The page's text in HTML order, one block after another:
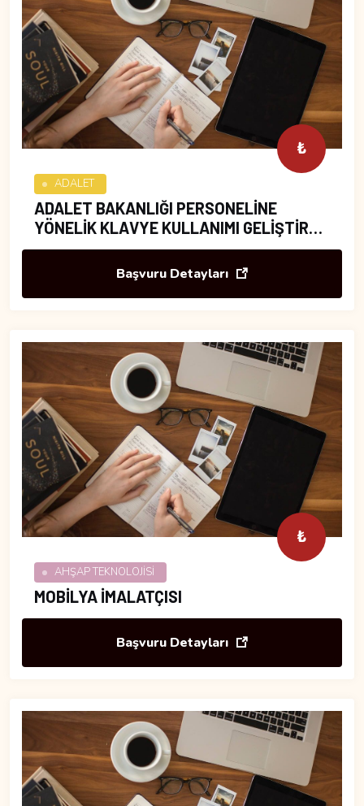
₺
ADALET
ADALET BAKANLIĞI PERSONELİNE
YÖNELİK KLAVYE KULLANIMI GELİŞTİRME
EĞİTİMİ
Başvuru Detayları
₺
AHŞAP TEKNOLOJİSİ
MOBİLYA İMALATÇISI
Başvuru Detayları